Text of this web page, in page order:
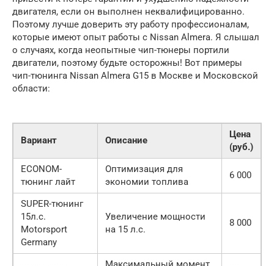
двигателя, если он выполнен неквалифицированно.
Поэтому лучше доверить эту работу профессионалам,
которые имеют опыт работы с Nissan Almera. Я слышал
о случаях, когда неопытные чип-тюнеры портили
двигатели, поэтому будьте осторожны! Вот примеры
чип-тюнинга Nissan Almera G15 в Москве и Московской
области:
Вариант Описание
Цена
(руб.)
ECONOM-
тюнинг лайт
Оптимизация для
экономии топлива
6 000
SUPER-тюнинг
15л.с.
Motorsport
Germany
Увеличение мощности
на 15 л.с.
8 000